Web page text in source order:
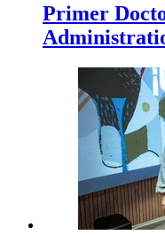
Primer